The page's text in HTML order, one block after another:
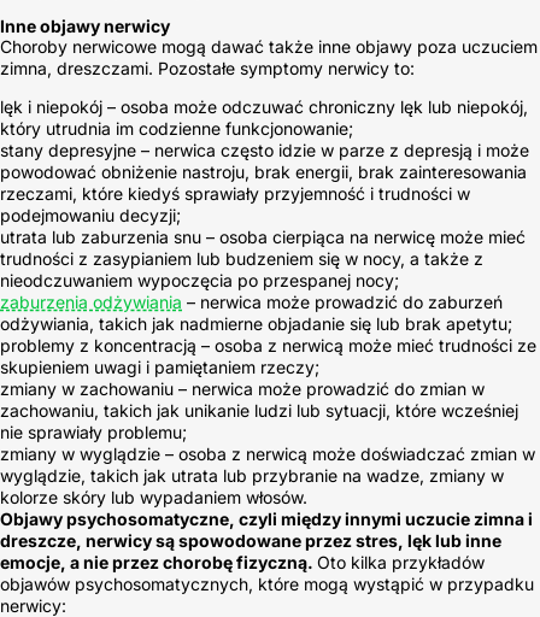
Inne objawy nerwicy
Choroby nerwicowe mogą dawać także inne objawy poza uczuciem
zimna, dreszczami. Pozostałe symptomy nerwicy to:
lęk i niepokój – osoba może odczuwać chroniczny lęk lub niepokój,
który utrudnia im codzienne funkcjonowanie;
stany depresyjne – nerwica często idzie w parze z depresją i może
powodować obniżenie nastroju, brak energii, brak zainteresowania
rzeczami, które kiedyś sprawiały przyjemność i trudności w
podejmowaniu decyzji;
utrata lub zaburzenia snu – osoba cierpiąca na nerwicę może mieć
trudności z zasypianiem lub budzeniem się w nocy, a także z
nieodczuwaniem wypoczęcia po przespanej nocy;
zaburzenia odżywiania – nerwica może prowadzić do zaburzeń
odżywiania, takich jak nadmierne objadanie się lub brak apetytu;
problemy z koncentracją – osoba z nerwicą może mieć trudności ze
skupieniem uwagi i pamiętaniem rzeczy;
zmiany w zachowaniu – nerwica może prowadzić do zmian w
zachowaniu, takich jak unikanie ludzi lub sytuacji, które wcześniej
nie sprawiały problemu;
zmiany w wyglądzie – osoba z nerwicą może doświadczać zmian w
wyglądzie, takich jak utrata lub przybranie na wadze, zmiany w
kolorze skóry lub wypadaniem włosów.
Objawy psychosomatyczne, czyli między innymi uczucie zimna i
dreszcze, nerwicy są spowodowane przez stres, lęk lub inne
emocje, a nie przez chorobę fizyczną. Oto kilka przykładów
objawów psychosomatycznych, które mogą wystąpić w przypadku
nerwicy: